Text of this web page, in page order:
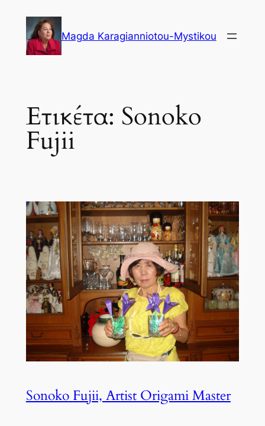
περιεχόμενο
Magda Karagianniotou-Mystikou
Ετικέτα: Sonoko
Fujii
Sonoko Fujii, Artist Origami Master